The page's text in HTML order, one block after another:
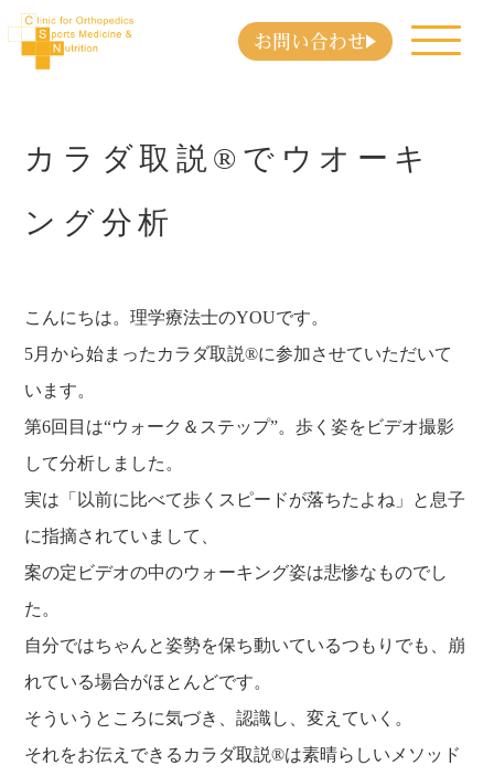
お問い合わせ
カラダ取説®でウオーキ
ング分析
こんにちは。理学療法士のYOUです。
5月から始まったカラダ取説®に参加させていただいて
います。
第6回目は“ウォーク＆ステップ”。歩く姿をビデオ撮影
して分析しました。
実は「以前に比べて歩くスピードが落ちたよね」と息子
に指摘されていまして、
案の定ビデオの中のウォーキング姿は悲惨なものでし
た。
自分ではちゃんと姿勢を保ち動いているつもりでも、崩
れている場合がほとんどです。
そういうところに気づき、認識し、変えていく。
それをお伝えできるカラダ取説®は素晴らしいメソッド